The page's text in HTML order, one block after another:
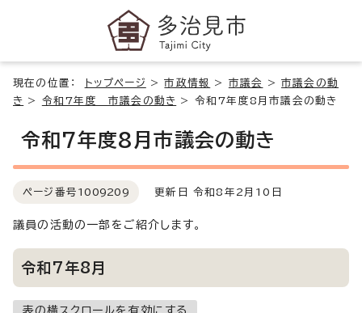
現在の位置： トップページ >市政情報 > 市議会 >市議会の動
き > 令和7年度 市議会の動き > 令和7年度8月市議会の動き
令和7年度8月市議会の動き
ページ番号 1009209 更新日 令和8年2月10日
議員の活動の一部をご紹介します。
令和7年8月
表の横スクロールを有効にする